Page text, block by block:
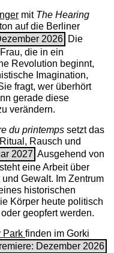
mit The ­Hearing
auf die Berliner
2026 Die
die in ein
Revolution beginnt,
Imagination,
fragt, wer überhört
gerade diese
verändern.
du printempssetzt das
Rausch und
2027 Ausgehend von
eine Arbeit über
Gewalt. Im Zentrum
historischen
Körper heute politisch
geopfert werden.
Park finden im Gorki
Dezember 2026